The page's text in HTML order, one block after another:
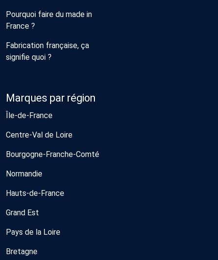
Pourquoi faire du made in
France ?
Fabrication française, ça
signifie quoi ?
Marques par région
Île-de-France
Centre-Val de Loire
Bourgogne-Franche-Comté
Normandie
Hauts-de-France
Grand Est
Pays de la Loire
Bretagne